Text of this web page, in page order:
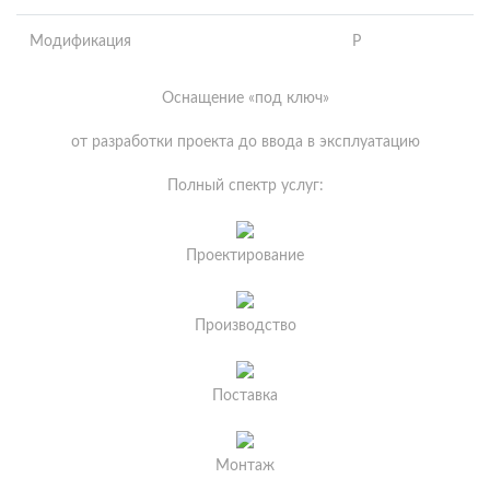
Модификация Р
Оснащение «под ключ»
от разработки проекта до ввода в эксплуатацию
Полный спектр услуг:
Проектирование
Производство
Поставка
Монтаж